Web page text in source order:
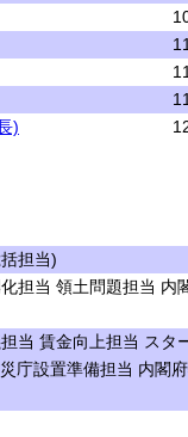
)
担当)
担当 領土問題担当 内
当 賃金向上担当 スタ
庁設置準備担当 内閣